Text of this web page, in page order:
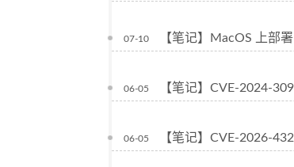
07-10 【笔记】MacOS 上部
06-05 【笔记】CVE-2024-
06-05 【笔记】CVE-2026-